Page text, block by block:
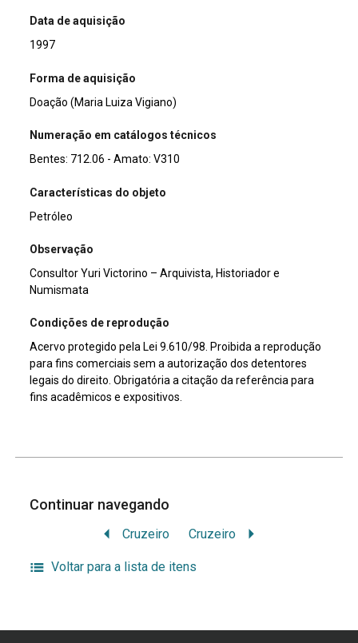
Data de aquisição
1997
Forma de aquisição
Doação (Maria Luiza Vigiano)
Numeração em catálogos técnicos
Bentes: 712.06 - Amato: V310
Características do objeto
Petróleo
Observação
Consultor Yuri Victorino – Arquivista, Historiador e
Numismata
Condições de reprodução
Acervo protegido pela Lei 9.610/98. Proibida a reprodução
para fins comerciais sem a autorização dos detentores
legais do direito. Obrigatória a citação da referência para
fins acadêmicos e expositivos.
Continuar navegando
Cruzeiro Cruzeiro
Voltar para a lista de itens